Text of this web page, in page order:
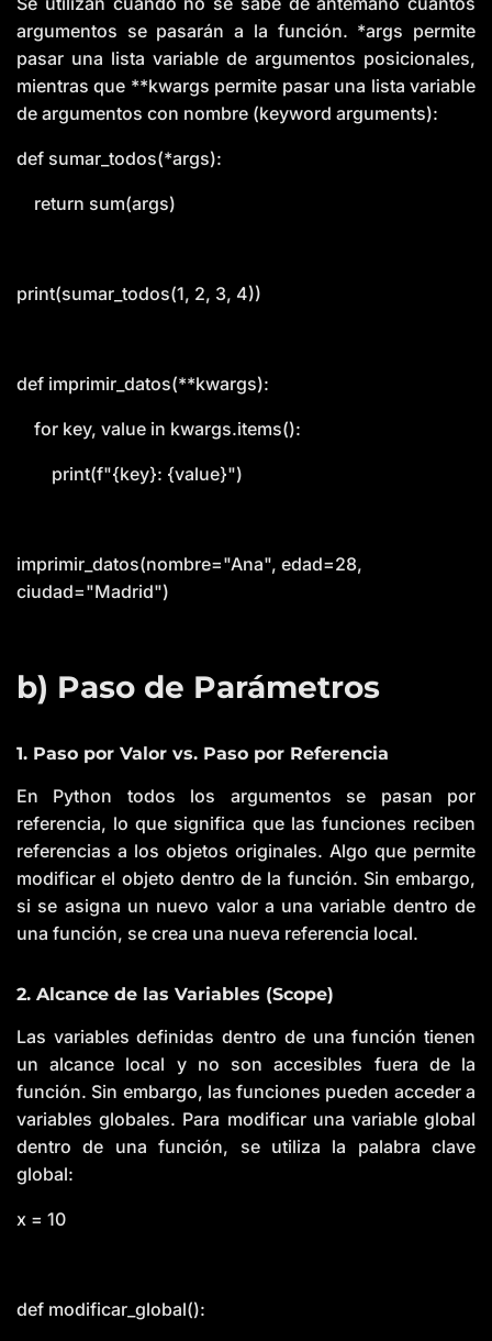
argumentos se pasarán a la función. *args permite
pasar una lista variable de argumentos posicionales,
mientras que **kwargs permite pasar una lista variable
de argumentos con nombre (keyword arguments):
def sumar_todos(*args):
return sum(args)
print(sumar_todos(1, 2, 3, 4))
def imprimir_datos(**kwargs):
for key, value in kwargs.items():
print(f"{key}: {value}")
imprimir_datos(nombre="Ana", edad=28,
ciudad="Madrid")
b) Paso de Parámetros
1. Paso por Valor vs. Paso por Referencia
En Python todos los argumentos se pasan por
referencia, lo que significa que las funciones reciben
referencias a los objetos originales. Algo que permite
modificar el objeto dentro de la función. Sin embargo,
si se asigna un nuevo valor a una variable dentro de
una función, se crea una nueva referencia local.
2. Alcance de las Variables (Scope)
Las variables definidas dentro de una función tienen
un alcance local y no son accesibles fuera de la
función. Sin embargo, las funciones pueden acceder a
variables globales. Para modificar una variable global
dentro de una función, se utiliza la palabra clave
global:
x = 10
def modificar_global():